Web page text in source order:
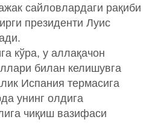
сайловлардаги рақиби
президенти Луис
кўра, у аллақачон
билан келишувга
Испания термасига
унинг олдига
чиқиш вазифаси